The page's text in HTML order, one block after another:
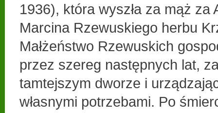
1936), która wyszła za mąż za
Marcina Rzewuskiego herbu
Małżeństwo Rzewuskich
przez szereg następnych lat,
tamtejszym dworze i
własnymi potrzebami. Po